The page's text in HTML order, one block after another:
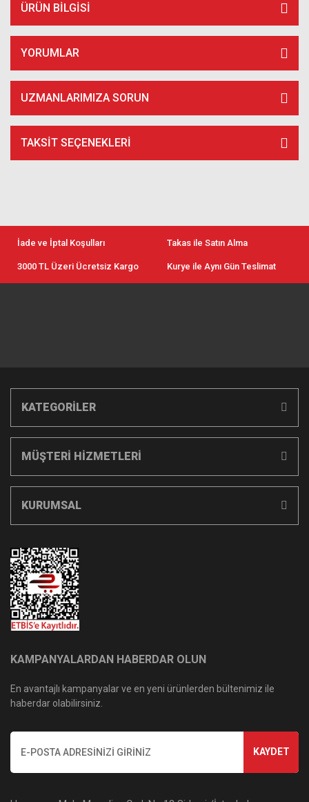
ÜRÜN BILGISI
YORUMLAR
UZMANLARIMIZA SORUN
TAKSIT SEÇENEKLERI
İade ve İptal Koşulları Takas ile Satın Alma
3000 TL Üzeri Ücretsiz Kargo Kurye ile Aynı Gün Teslimat
KATEGORİLER
MÜŞTERİ HİZMETLERİ
KURUMSAL
KAMPANYALARDAN HABERDAR OLUN
En avantajlı kampanyalar ve en yeni ürünlerden bültenimiz ile
haberdar olabilirsiniz.
KAYDET